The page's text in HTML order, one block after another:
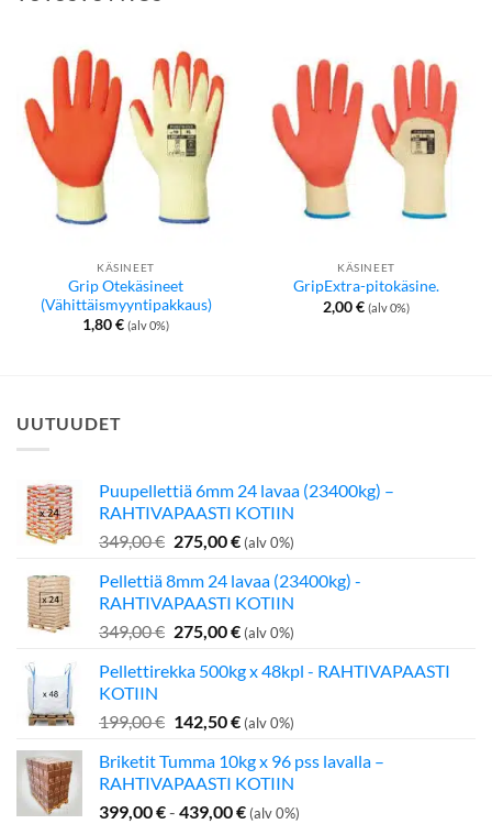
KÄSINEET
Grip Otekäsineet
(Vähittäismyyntipakkaus)
1,80€ (alv 0%)
KÄSINEET
GripExtra-pitokäsine.
2,00€ (alv 0%)
UUTUUDET
Puupellettiä 6mm 24 lavaa (23400kg) –
RAHTIVAPAASTI KOTIIN
349,00€ Alkuperäinen
oli:
349,00 €.
275,00€Nykyinen
on:
275,00 €.
(alv 0%)
Pellettiä 8mm 24 lavaa (23400kg) -
RAHTIVAPAASTI KOTIIN
349,00€ Alkuperäinen
oli:
275,00€Nykyinen
on:
(alv 0%)
Pellettirekka 500kg x 48kpl - RAHTIVAPAASTI
KOTIIN
199,00€ Alkuperäinen
oli:
199,00 €.
142,50€Nykyinen
on:
142,50 €.
(alv 0%)
Briketit Tumma 10kg x 96 pss lavalla –
RAHTIVAPAASTI KOTIIN
399,00€- 439,00€ (alv 0%)